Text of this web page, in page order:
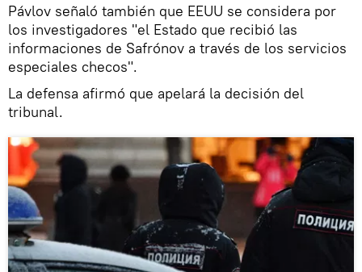
Pávlov señaló también que EEUU se considera por
los investigadores "el Estado que recibió las
informaciones de Safrónov a través de los servicios
especiales checos".
La defensa afirmó que apelará la decisión del
tribunal.